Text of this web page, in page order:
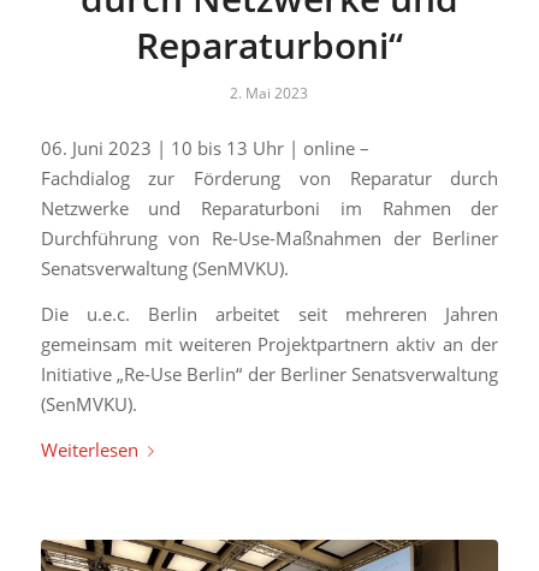
Reparaturboni“
2. Mai 2023
06. Juni 2023 | 10 bis 13 Uhr | online –
Fachdialog zur Förderung von Reparatur durch
Netzwerke und Reparaturboni im Rahmen der
Durchführung von Re-Use-Maßnahmen der Berliner
Senatsverwaltung (SenMVKU).
Die u.e.c. Berlin arbeitet seit mehreren Jahren
gemeinsam mit weiteren Projektpartnern aktiv an der
Initiative „Re-Use Berlin“ der Berliner Senatsverwaltung
(SenMVKU).
Weiterlesen